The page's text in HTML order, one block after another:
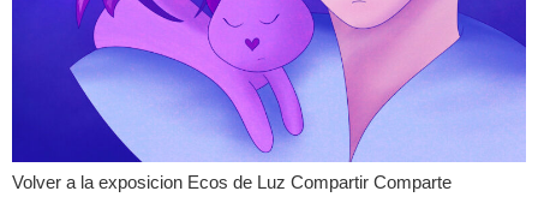
Volver a la exposicion Ecos de Luz Compartir Comparte